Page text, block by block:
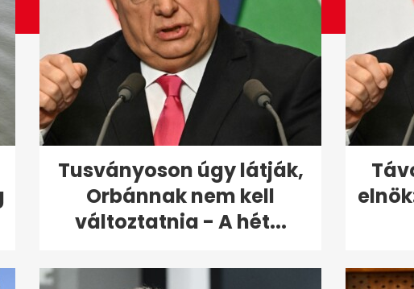
Tusványoson úgy látják,
Orbánnak nem kell
változtatnia - A hét...